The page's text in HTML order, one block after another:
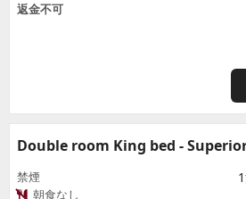
返金不可
Double room King bed -
禁煙
朝食なし